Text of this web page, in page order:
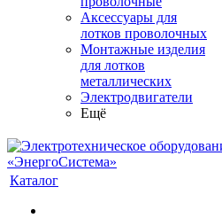
Аксессуары для
лотков проволочных
Монтажные изделия
для лотков
металлических
Электродвигатели
Ещё
Каталог